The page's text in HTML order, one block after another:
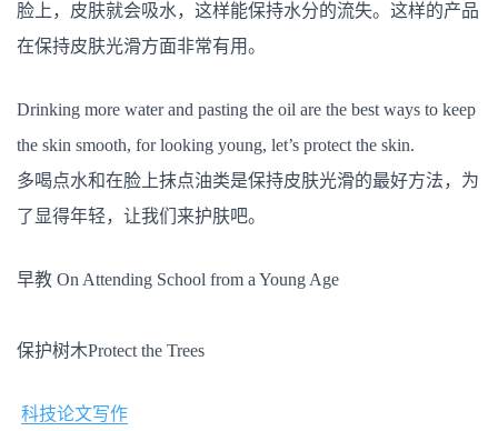
脸上，皮肤就会吸水，这样能保持水分的流失。这样的产品
在保持皮肤光滑方面非常有用。
Drinking more water and pasting the oil are the best ways to keep
the skin smooth, for looking young, let’s protect the skin.
多喝点水和在脸上抹点油类是保持皮肤光滑的最好方法，为
了显得年轻，让我们来护肤吧。
早教 On Attending School from a Young Age
保护树木Protect the Trees
科技论文写作